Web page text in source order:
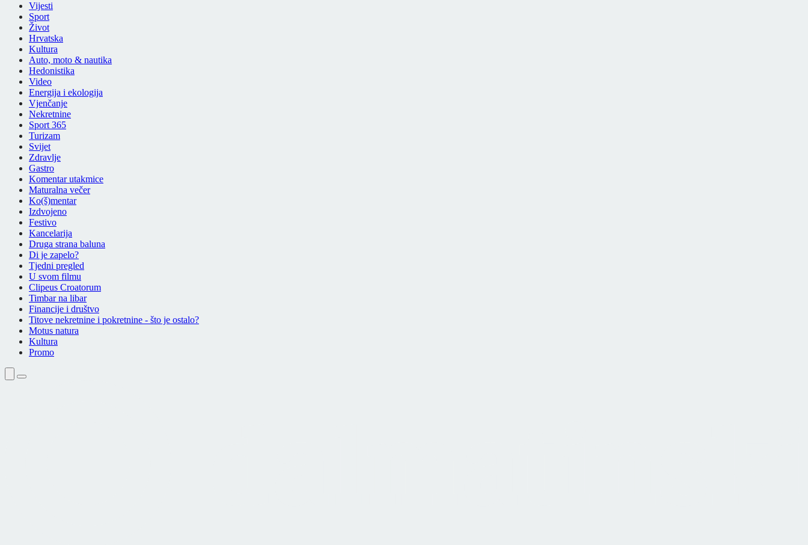
Vijesti
Sport
Život
Hrvatska
Kultura
Auto, moto & nautika
Hedonistika
Video
Energija i ekologija
Vjenčanje
Nekretnine
Sport 365
Turizam
Svijet
Zdravlje
Gastro
Komentar utakmice
Maturalna večer
Ko(š)mentar
Izdvojeno
Festivo
Kancelarija
Druga strana baluna
Di je zapelo?
Tjedni pregled
U svom filmu
Clipeus Croatorum
Timbar na libar
Financije i društvo
Titove nekretnine i pokretnine - što je ostalo?
Motus natura
Kultura
Promo